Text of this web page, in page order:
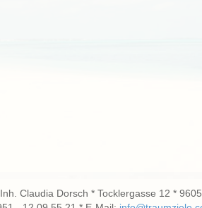
Claudia Dorsch * Tocklergasse 12 *